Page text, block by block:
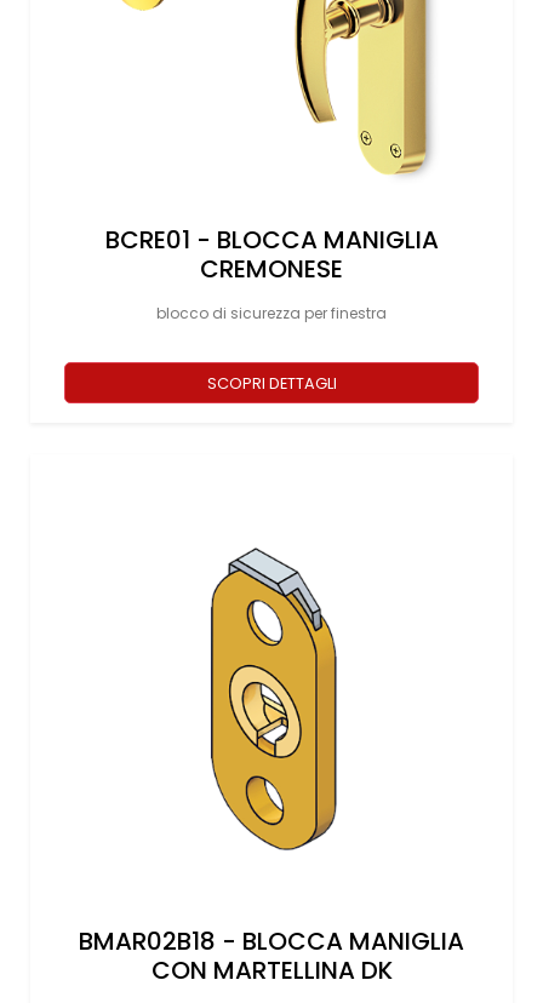
BCRE01 - BLOCCA MANIGLIA
CREMONESE
blocco di sicurezza per finestra
SCOPRI DETTAGLI
BMAR02B18 - BLOCCA MANIGLIA
CON MARTELLINA DK